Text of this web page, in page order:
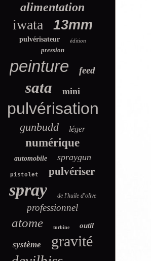
alimentation
iwata 13mm
pulvérisateur édition
pression
peinture feed
sata mini
pulvérisation
gunbudd léger
numérique
automobile spraygun
pistolet pulvériser
spray de l'huile d'olive
professionnel
atome turbine outil
système gravité